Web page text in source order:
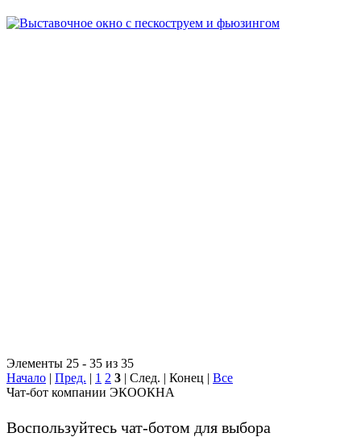
Элементы 25 - 35 из 35
Начало | Пред. | 1 2 3 | След. | Конец | Все
Чат-бот компании ЭКООКНА
Воспользуйтесь чат-ботом для выбора